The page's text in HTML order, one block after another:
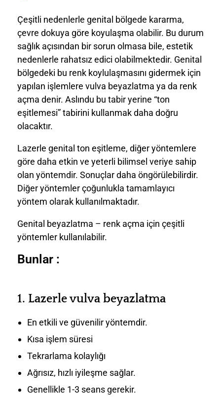
Çeşitli nedenlerle genital bölgede kararma,
çevre dokuya göre koyulaşma olabilir. Bu durum
sağlık açısından bir sorun olmasa bile, estetik
nedenlerle rahatsız edici olabilmektedir. Genital
bölgedeki bu renk koylulaşmasını gidermek için
yapılan işlemlere vulva beyazlatma ya da renk
açma denir. Aslındu bu tabir yerine “ton
eşitlemesi” tabirini kullanmak daha doğru
olacaktır.
Lazerle genital ton eşitleme, diğer yöntemlere
göre daha etkin ve yeterli bilimsel veriye sahip
olan yöntemdir. Sonuçlar daha öngörülebilirdir.
Diğer yöntemler çoğunlukla tamamlayıcı
yöntem olarak kullanılmaktadır.
Genital beyazlatma – renk açma için çeşitli
yöntemler kullanılabilir.
Bunlar :
1. Lazerle vulva beyazlatma
En etkili ve güvenilir yöntemdir.
Kısa işlem süresi
Tekrarlama kolaylığı
Ağrısız, hızlı iyileşme sağlar.
Genellikle 1-3 seans gerekir.